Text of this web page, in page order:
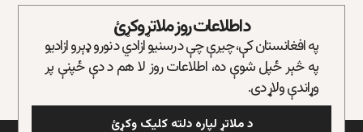
د اطلاعات روز ملاتړ وکړئ
په افغانستان کې، چیرې چې د رسنیو ازادي د نورو ډېرو ازادیو
په څېر ځپل شوې ده، اطلاعات روز لا هم د دې ځپنې پر
وړاندې ولاړ دی.
د ملاتړ لپاره دلته کلیک وکړئ